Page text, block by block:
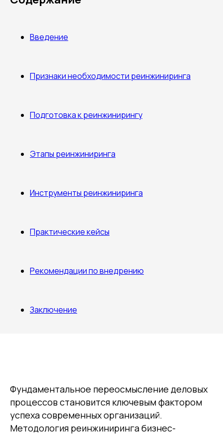
Введение
Признаки необходимости реинжиниринга
Подготовка к реинжинирингу
Этапы реинжиниринга
Инструменты реинжиниринга
Практические кейсы
Рекомендации по внедрению
Заключение
Фундаментальное переосмысление деловых
процессов становится ключевым фактором
успеха современных организаций.
Методология реинжиниринга бизнес-